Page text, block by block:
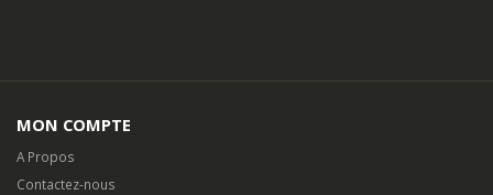
MON COMPTE
A Propos
Contactez-nous